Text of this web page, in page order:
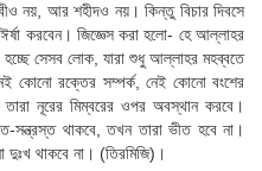
নয়, আর শহীদও নয়। কিন্তু বিচার দিবসে
করবেন। জিজ্ঞেস করা হলো- হে আল্লাহর
হচ্ছে সেসব লোক, যারা শুধু আল্লাহর মহব্বতে
কোনো রক্তের সম্পর্ক, নেই কোনো বংশের
নূরের মিম্বরের ওপর অবস্থান করবে।
সন্ত্রস্ত থাকবে, তখন তারা ভীত হবে না।
থাকবে না। (তিরমিজি)।